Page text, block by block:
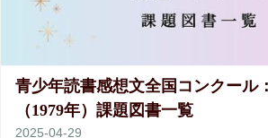
2025-04-29
青少年読書感想文全国コンクール
（1979年）課題図書一覧